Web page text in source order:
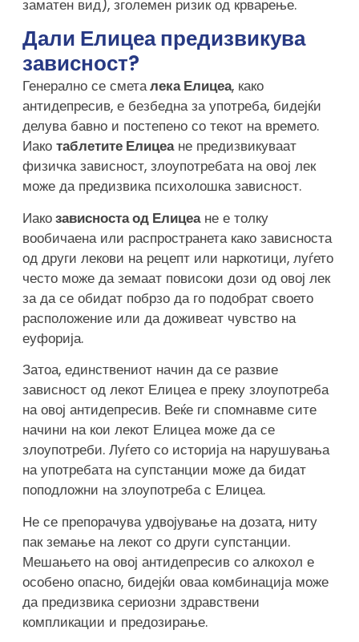
заматен вид), зголемен ризик од крварење.
Дали Елицеа предизвикува
зависност?
Генерално се сметалека Елицеа, како
антидепресив, е безбедна за употреба, бидејќи
делува бавно и постепено со текот на времето.
Иако таблетите Елицеане предизвикуваат
физичка зависност, злоупотребата на овој лек
може да предизвика психолошка зависност.
Иакозависноста од Елицеане е толку
вообичаена или распространета како зависноста
од други лекови на рецепт или наркотици, луѓето
често може да земаат повисоки дози од овој лек
за да се обидат побрзо да го подобрат своето
расположение или да доживеат чувство на
еуфорија.
Затоа, единствениот начин да се развие
зависност од лекот Елицеа е преку злоупотреба
на овој антидепресив. Веќе ги спомнавме сите
начини на кои лекот Елицеа може да се
злоупотреби. Луѓето со историја на нарушувања
на употребата на супстанции може да бидат
поподложни на злоупотреба с Елицеа.
Не се препорачува удвојување на дозата, ниту
пак земање на лекот со други супстанции.
Мешањето на овој антидепресив со алкохол е
особено опасно, бидејќи оваа комбинација може
да предизвика сериозни здравствени
компликации и предозирање.